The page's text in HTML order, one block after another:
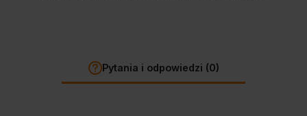
Pytania i odpowiedzi (0)